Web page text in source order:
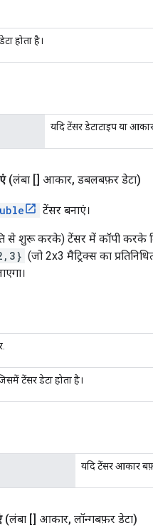
होता है।
यदि टेंसर डेटाटाइप या
(लंबा [] आकार, डबलबफ़र डेटा)
टेंसर बनाएं।
से शुरू करके) टेंसर में कॉपी
(जो 2x3 मैट्रिक्स का
टेंसर डेटा होता है।
यदि टेंसर आकार
(लंबा [] आकार, लॉन्गबफ़र डेटा)